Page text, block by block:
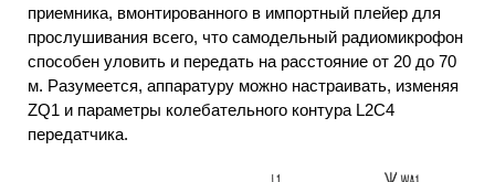
приемника, вмонтированного в импортный плейер для
прослушивания всего, что самодельный радиомикрофон
способен уловить и передать на расстояние от 20 до 70
м. Разумеется, аппаратуру можно настраивать, изменяя
ZQ1 и параметры колебательного контура L2C4
передатчика.